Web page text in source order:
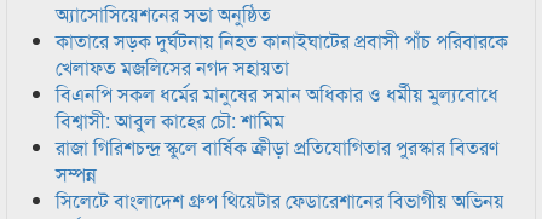
অ্যাসোসিয়েশনের সভা অনুষ্ঠিত
কাতারে সড়ক দুর্ঘটনায় নিহত কানাইঘাটের প্রবাসী পাঁচ পরিবারকে
খেলাফত মজলিসের নগদ সহায়তা
বিএনপি সকল ধর্মের মানুষের সমান অধিকার ও ধর্মীয় মুল্যবোধে
বিশ্বাসী: আবুল কাহের চৌ: শামিম
রাজা গিরিশচন্দ্র স্কুলে বার্ষিক ক্রীড়া প্রতিযোগিতার পুরস্কার বিতরণ
সম্পন্ন
সিলেটে বাংলাদেশ গ্রুপ থিয়েটার ফেডারেশানের বিভাগীয় অভিনয়